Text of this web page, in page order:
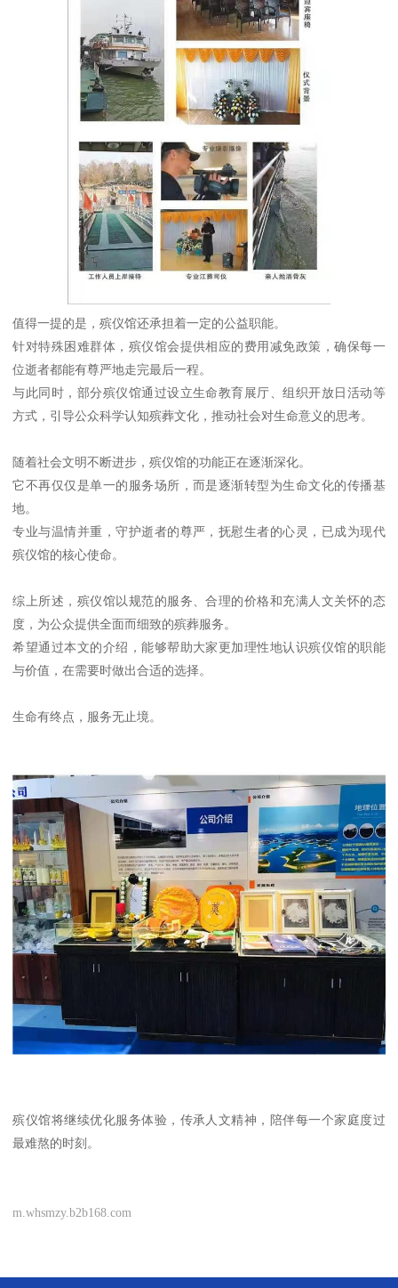
值得一提的是，殡仪馆还承担着一定的公益职能。
针对特殊困难群体，殡仪馆会提供相应的费用减免政策，确保每一
位逝者都能有尊严地走完最后一程。
与此同时，部分殡仪馆通过设立生命教育展厅、组织开放日活动等
方式，引导公众科学认知殡葬文化，推动社会对生命意义的思考。
随着社会文明不断进步，殡仪馆的功能正在逐渐深化。
它不再仅仅是单一的服务场所，而是逐渐转型为生命文化的传播基
地。
专业与温情并重，守护逝者的尊严，抚慰生者的心灵，已成为现代
殡仪馆的核心使命。
综上所述，殡仪馆以规范的服务、合理的价格和充满人文关怀的态
度，为公众提供全面而细致的殡葬服务。
希望通过本文的介绍，能够帮助大家更加理性地认识殡仪馆的职能
与价值，在需要时做出合适的选择。
生命有终点，服务无止境。
殡仪馆将继续优化服务体验，传承人文精神，陪伴每一个家庭度过
最难熬的时刻。
m.whsmzy.b2b168.com